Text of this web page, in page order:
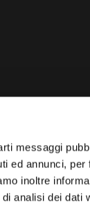
messaggi
ed annunci, per
inoltre
analisi dei dati
LA TUA
la quotazione